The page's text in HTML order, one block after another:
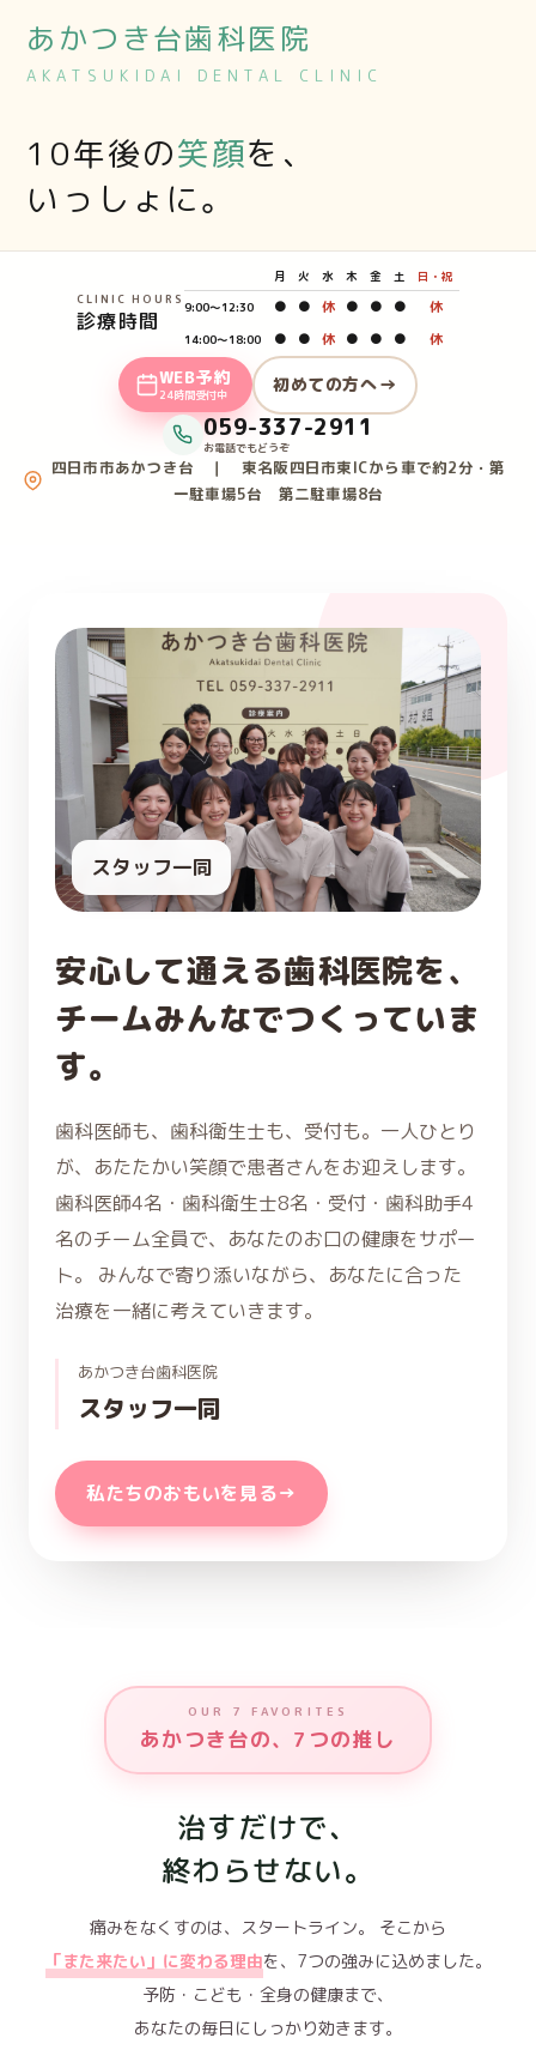
痛みに配慮した治療
あかつき台歯科医院
AKATSUKIDAI DENTAL CLINIC
10年後の笑顔を、
いっしょに。
CLINIC HOURS
診療時間
月 火 水 木 金 土
日・祝
9:00〜12:30
● ● 休 ● ● ● 休
14:00〜18:00 ● ● 休 ● ● ● 休
WEB予約
24時間受付中 初めての方へ→
059-337-2911
お電話でもどうぞ
四日市市あかつき台 ｜ 東名阪四日市東ICから車で約2分・第
一駐車場5台 第二駐車場8台
スタッフ一同
安心して通える歯科医院を、
チームみんなでつくっていま
す。
歯科医師も、歯科衛生士も、受付も。一人ひとり
が、あたたかい笑顔で患者さんをお迎えします。
歯科医師4名・歯科衛生士8名・受付・歯科助手4
名のチーム全員で、あなたのお口の健康をサポー
ト。
みんなで寄り添いながら、あなたに合った
治療を一緒に考えていきます。
あかつき台歯科医院
スタッフ一同
私たちのおもいを見る→
OUR 7 FAVORITES
あかつき台の、7つの推し
治すだけで、
終わらせない。
痛みをなくすのは、スタートライン。
そこから
「また来たい」に変わる理由を、7つの強みに込めました。
予防・こども・全身の健康まで、
あなたの毎日にしっかり効きます。